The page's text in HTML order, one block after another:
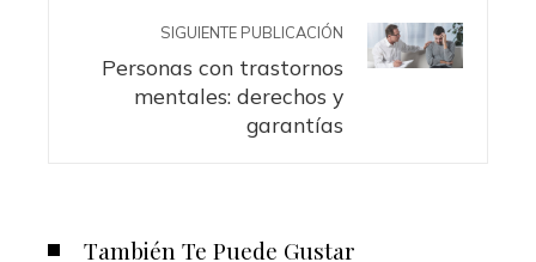
SIGUIENTE PUBLICACIÓN
Personas con trastornos
mentales: derechos y
garantías
También Te Puede Gustar